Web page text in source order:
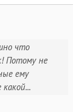
что
Потому не
ему